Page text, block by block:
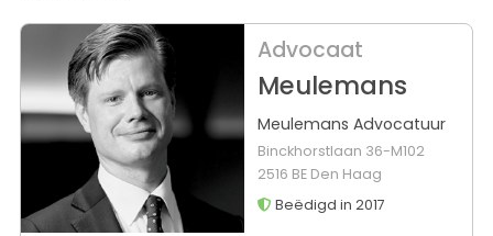
Advocaat
Meulemans
Meulemans Advocatuur
Binckhorstlaan 36-M102
2516 BE Den Haag
Beëdigd in 2017